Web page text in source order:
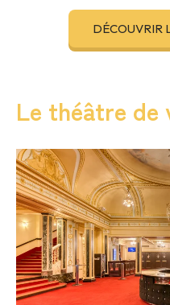
DÉCOUVRIR
Le théâtre de